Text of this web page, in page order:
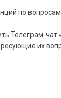
по
Телеграм-
их